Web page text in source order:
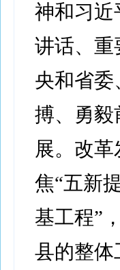
神和习近
讲话、重
央和省
搏、勇毅
展。改
焦“五新
基工程”
县的整体